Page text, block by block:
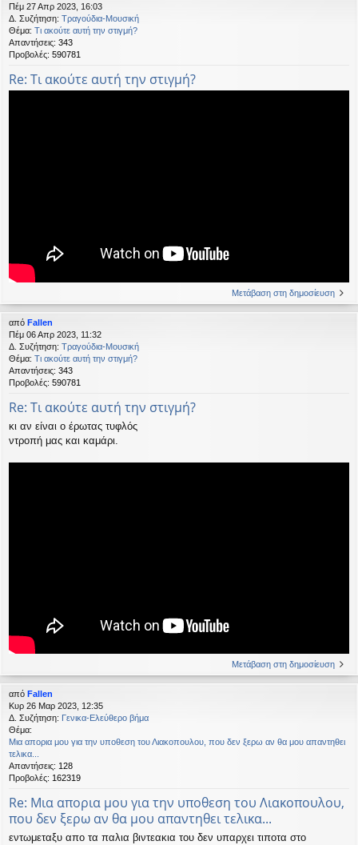
Πέμ 27 Απρ 2023, 16:03
Δ. Συζήτηση: Τραγούδια-Μουσική
Θέμα: Τι ακούτε αυτή την στιγμή?
Απαντήσεις: 343
Προβολές: 590781
Re: Τι ακούτε αυτή την στιγμή?
Μετάβαση στη δημοσίευση
από Fallen
Πέμ 06 Απρ 2023, 11:32
Δ. Συζήτηση: Τραγούδια-Μουσική
Θέμα: Τι ακούτε αυτή την στιγμή?
Απαντήσεις: 343
Προβολές: 590781
Re: Τι ακούτε αυτή την στιγμή?
κι αν είναι ο έρωτας τυφλός
ντροπή μας και καμάρι.
Μετάβαση στη δημοσίευση
από Fallen
Κυρ 26 Μαρ 2023, 12:35
Δ. Συζήτηση: Γενικα-Ελεύθερο βήμα
Θέμα:
Μια απορια μου για την υποθεση του Λιακοπουλου, που δεν ξερω αν θα μου απαντηθει
τελικα...
Απαντήσεις: 128
Προβολές: 162319
Re: Μια απορια μου για την υποθεση του Λιακοπουλου,
που δεν ξερω αν θα μου απαντηθει τελικα...
εντωμεταξυ απο τα παλια βιντεακια του δεν υπαρχει τιποτα στο